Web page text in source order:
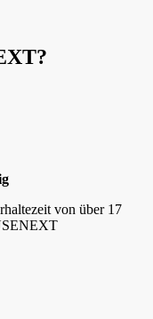
von über 17